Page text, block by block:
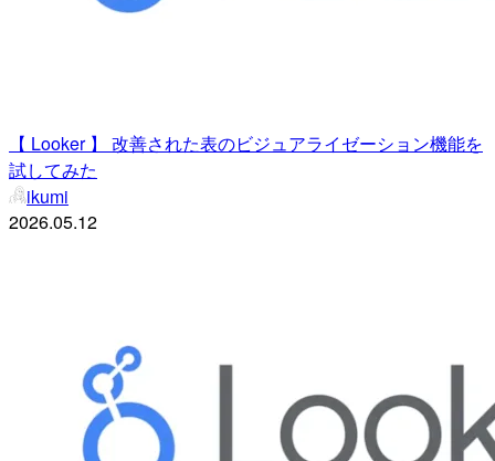
【 Looker 】 改善された表のビジュアライゼーション機能を
試してみた
ikumi
2026.05.12